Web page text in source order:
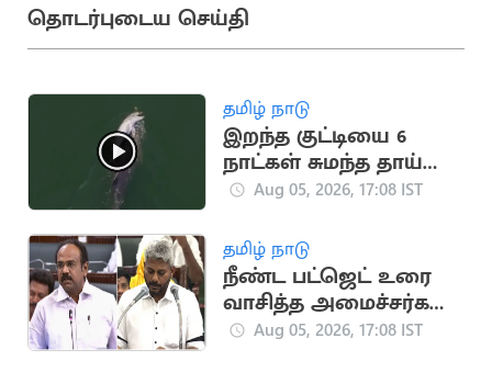
தொடர்புடைய செய்தி
தமிழ் நாடு
இறந்த குட்டியை 6
நாட்கள் சுமந்த தாய்
டால்பின் (வைரல்
Aug 05, 2026, 17:08 IST
தமிழ் நாடு
நீண்ட பட்ஜெட் உரை
வாசித்த அமைச்சர்கள்
பட்டியலில் மரிய
Aug 05, 2026, 17:08 IST